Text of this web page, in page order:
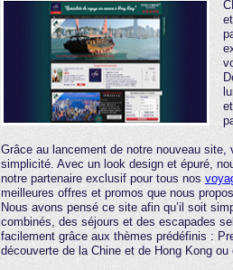
Grâce au lancement de notre nouveau site,
simplicité. Avec un look design et épuré,
notre partenaire exclusif pour tous nos
meilleures offres et promos que nous
Nous avons pensé ce site afin qu’il soit
combinés, des séjours et des escapades
facilement grâce aux thèmes prédéfinis :
découverte de la Chine et de Hong Kong